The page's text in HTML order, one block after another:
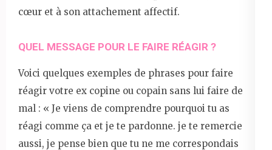
cœur et à son attachement affectif.
QUEL MESSAGE POUR LE FAIRE RÉAGIR ?
Voici quelques exemples de phrases pour faire
réagir votre ex copine ou copain sans lui faire de
mal : « Je viens de comprendre pourquoi tu as
réagi comme ça et je te pardonne. je te remercie
aussi, je pense bien que tu ne me correspondais